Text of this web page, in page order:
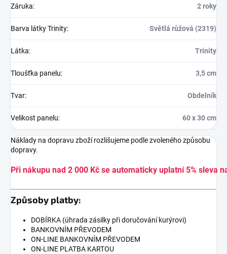
Záruka: 2 roky
Barva látky Trinity: Světlá růžová (2319)
Látka: Trinity
Tloušťka panelu: 3,5 cm
Tvar: Obdelník
Velikost panelu: 60 x 30 cm
Náklady na dopravu zboží rozlišujeme podle zvoleného způsobu
dopravy.
Při nákupu nad 2 000 Kč se automaticky uplatní 5% sleva
Způsoby platby:
DOBÍRKA (úhrada zásilky při doručování kurýrovi)
BANKOVNÍM PŘEVODEM
ON-LINE BANKOVNÍM PŘEVODEM
ON-LINE PLATBA KARTOU